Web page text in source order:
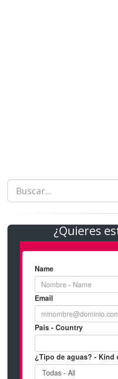
¿Quieres